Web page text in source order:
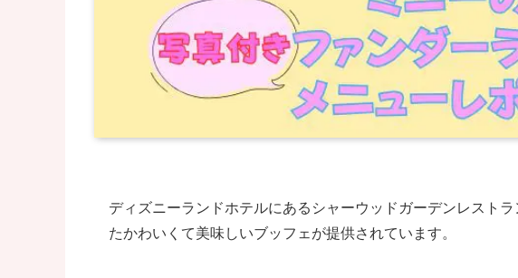
ディズニーランドホテルにあるシャーウッドガーデンレスト
たかわいくて美味しいブッフェが提供されています。